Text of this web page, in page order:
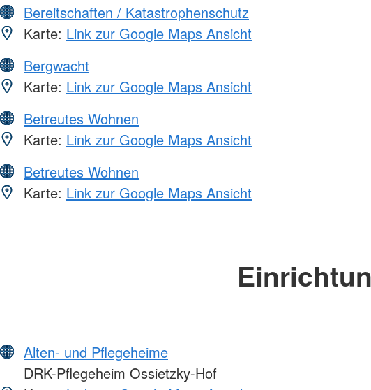
Bereitschaften / Katastrophenschutz
Karte: Link zur Google Maps Ansicht
Bergwacht
Karte: Link zur Google Maps Ansicht
Betreutes Wohnen
Karte: Link zur Google Maps Ansicht
Betreutes Wohnen
Karte: Link zur Google Maps Ansicht
Alten- und Pflegeheime
DRK-Pflegeheim Ossietzky-Hof